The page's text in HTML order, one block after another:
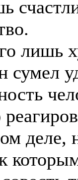
лишь
деле,